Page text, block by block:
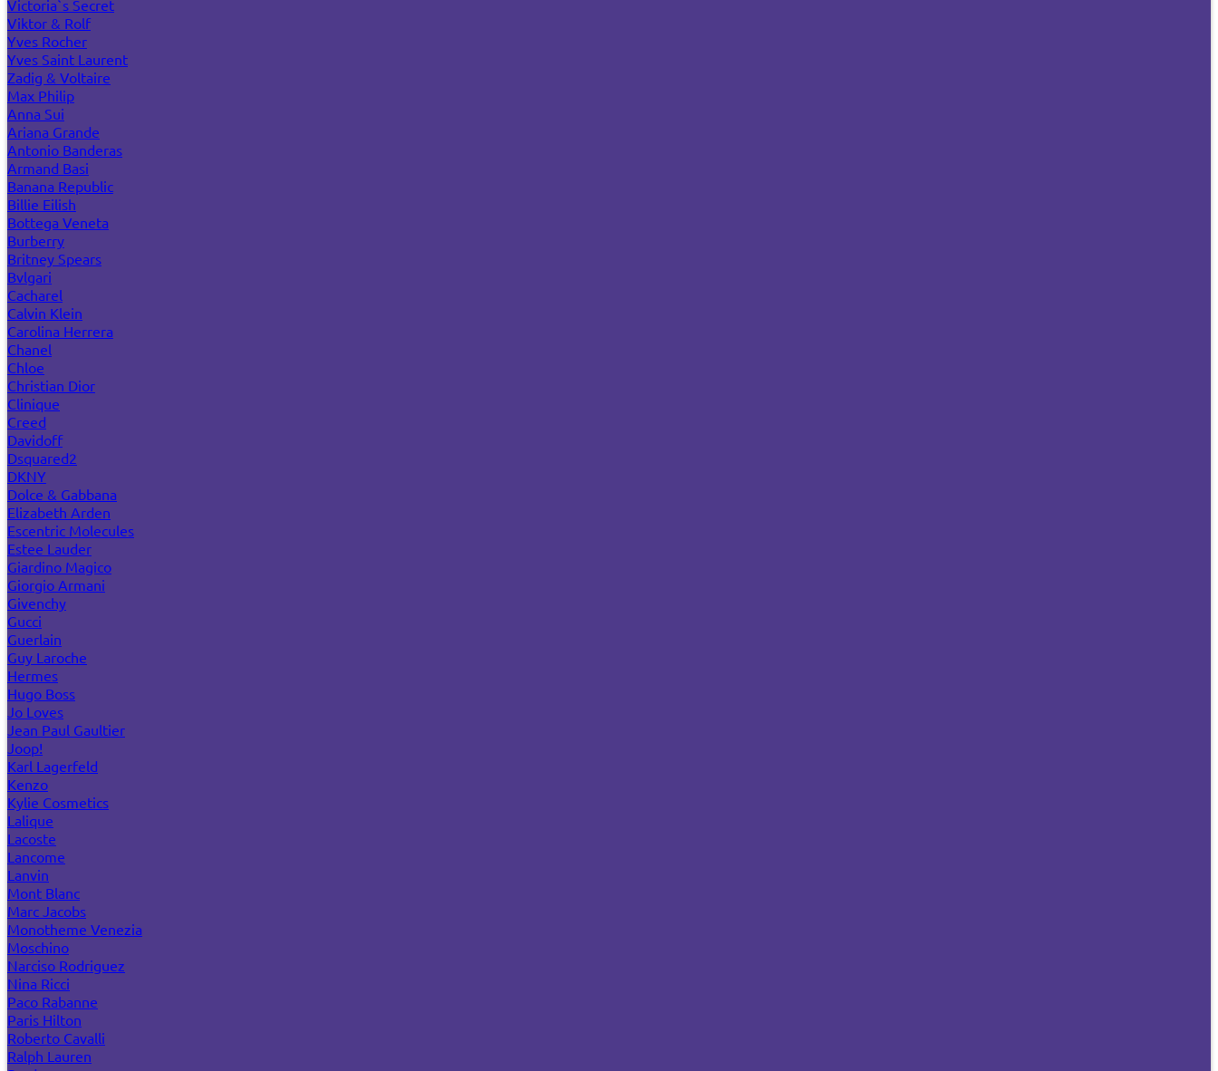
Victoria`s Secret
Viktor & Rolf
Yves Rocher
Yves Saint Laurent
Zadig & Voltaire
Max Philip
Anna Sui
Ariana Grande
Antonio Banderas
Armand Basi
Banana Republic
Billie Eilish
Bottega Veneta
Burberry
Britney Spears
Bvlgari
Cacharel
Calvin Klein
Carolina Herrera
Chanel
Chloe
Christian Dior
Clinique
Creed
Davidoff
Dsquared2
DKNY
Dolce & Gabbana
Elizabeth Arden
Escentric Molecules
Estee Lauder
Giardino Magico
Giorgio Armani
Givenchy
Gucci
Guerlain
Guy Laroche
Hermes
Hugo Boss
Jo Loves
Jean Paul Gaultier
Joop!
Karl Lagerfeld
Kenzo
Kylie Cosmetics
Lalique
Lacoste
Lancome
Lanvin
Mont Blanc
Marc Jacobs
Monotheme Venezia
Moschino
Narciso Rodriguez
Nina Ricci
Paco Rabanne
Paris Hilton
Roberto Cavalli
Ralph Lauren